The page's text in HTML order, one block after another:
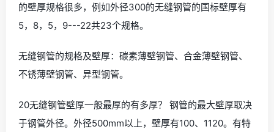
的壁厚规格很多，例如外径300的无缝钢管的国标壁厚有
5，8，5，9---22共23个规格。
无缝钢管的规格及壁厚：碳素薄壁钢管、合金薄壁钢管、
不锈薄壁钢管、异型钢管。
20无缝钢管壁厚一般最厚的有多厚？ 钢管的最大壁厚取决
于钢管外径。外径500mm以上，壁厚有100、1120。有特